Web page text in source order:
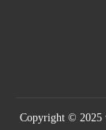
Copyright © 2025